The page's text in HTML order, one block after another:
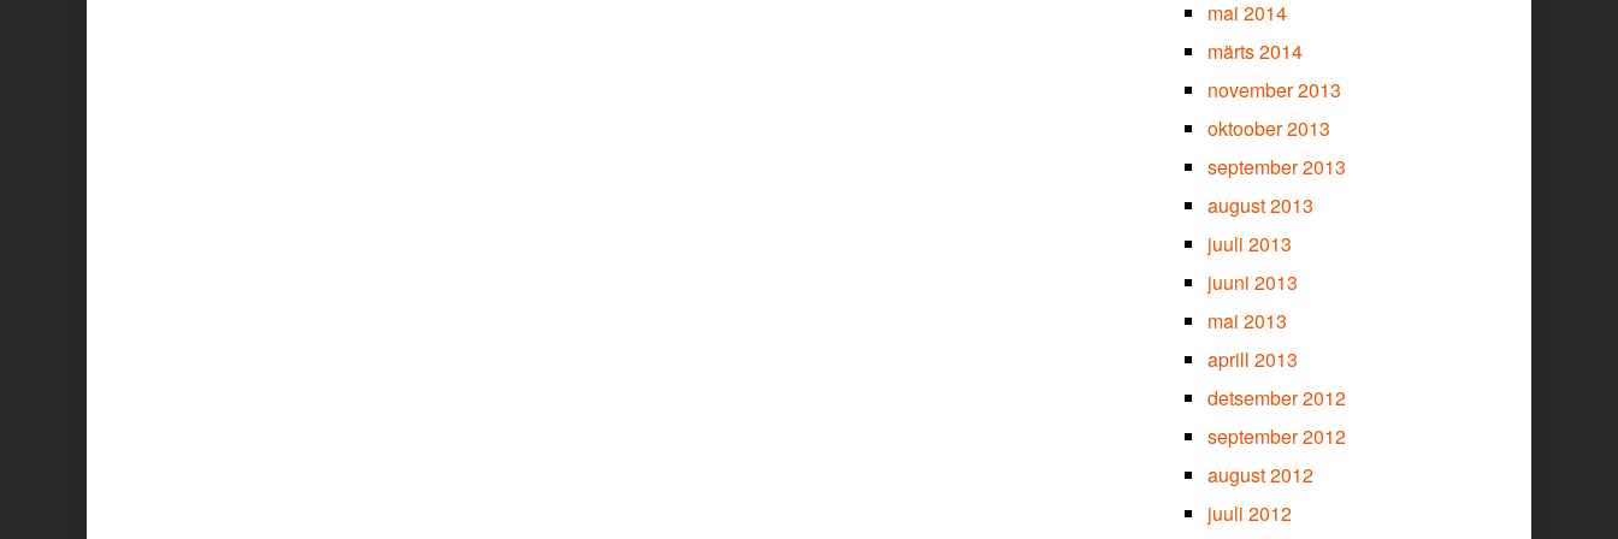
mai 2014
märts 2014
november 2013
oktoober 2013
september 2013
august 2013
juuli 2013
juuni 2013
mai 2013
aprill 2013
detsember 2012
september 2012
august 2012
juuli 2012